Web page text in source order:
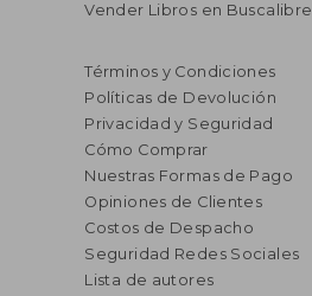
Vender Libros en Buscalibre
Términos y Condiciones
Políticas de Devolución
Privacidad y Seguridad
Cómo Comprar
Nuestras Formas de Pago
Opiniones de Clientes
Costos de Despacho
Seguridad Redes Sociales
Lista de autores